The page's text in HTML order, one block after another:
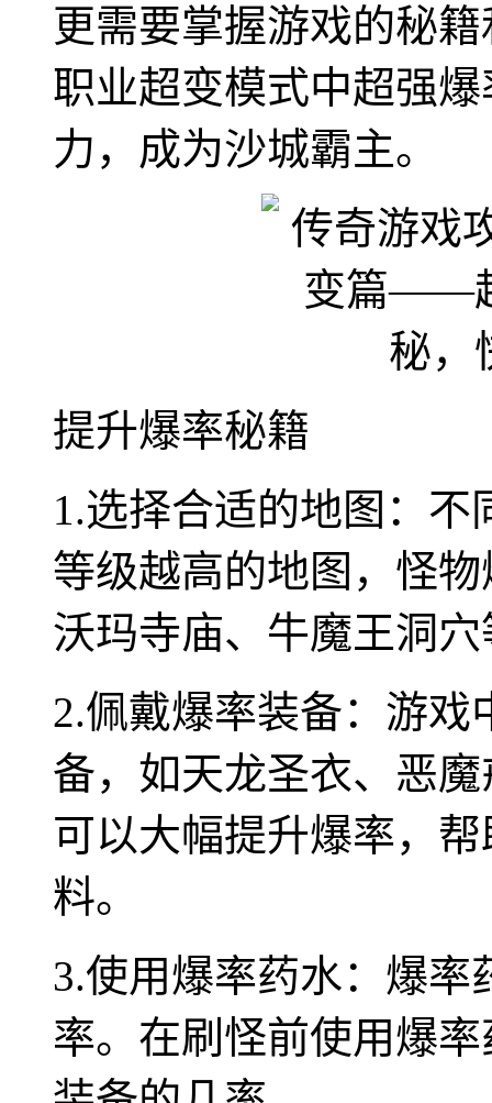
更需要掌握游戏的秘
职业超变模式中超强
力，成为沙城霸主。
提升爆率秘籍
1.选择合适的地图：
等级越高的地图，怪
沃玛寺庙、牛魔王洞
2.佩戴爆率装备：游
备，如天龙圣衣、恶
可以大幅提升爆率，
料。
3.使用爆率药水：爆
率。在刷怪前使用爆